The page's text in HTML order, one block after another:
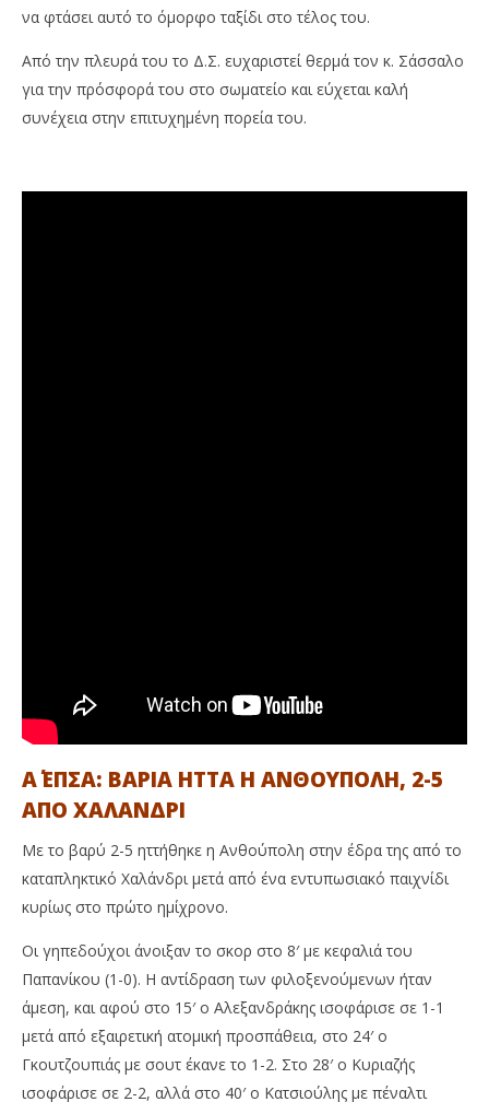
να φτάσει αυτό το όμορφο ταξίδι στο τέλος του.
Από την πλευρά του το Δ.Σ. ευχαριστεί θερμά τον κ. Σάσσαλο
για την πρόσφορά του στο σωματείο και εύχεται καλή
συνέχεια στην επιτυχημένη πορεία του.
Α΄ ΕΠΣΑ: ΒΑΡΙΑ ΗΤΤΑ Η ΑΝΘΟΥΠΟΛΗ, 2-5
ΑΠΟ ΧΑΛΑΝΔΡΙ
Με το βαρύ 2-5 ηττήθηκε η Ανθούπολη στην έδρα της από το
καταπληκτικό Χαλάνδρι μετά από ένα εντυπωσιακό παιχνίδι
κυρίως στο πρώτο ημίχρονο.
Οι γηπεδούχοι άνοιξαν το σκορ στο 8′ με κεφαλιά του
Παπανίκου (1-0). Η αντίδραση των φιλοξενούμενων ήταν
άμεση, και αφού στο 15′ ο Αλεξανδράκης ισοφάρισε σε 1-1
μετά από εξαιρετική ατομική προσπάθεια, στο 24′ ο
Γκουτζουπιάς με σουτ έκανε το 1-2. Στο 28′ ο Κυριαζής
ισοφάρισε σε 2-2, αλλά στο 40′ ο Κατσιούλης με πέναλτι